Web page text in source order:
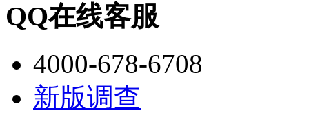
QQ在线客服
4000-678-6708
新版调查